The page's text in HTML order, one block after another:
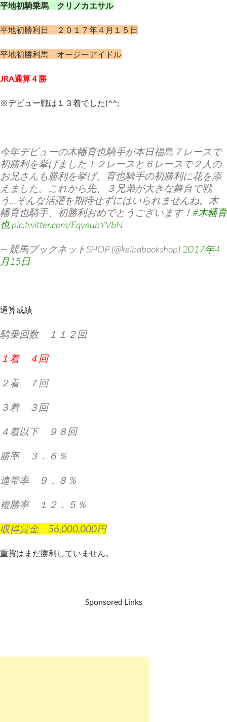
平地初騎乗馬 クリノカエサル
平地初勝利日 ２０１７年４月１５日
平地初勝利馬 オージーアイドル
JRA通算４勝
※デビュー戦は１３着でした(^^;
今年デビューの木幡育也騎手が本日福島７レースで
初勝利を挙げました！２レースと６レースで２人の
お兄さんも勝利を挙げ、育也騎手の初勝利に花を添
えました。これから先、３兄弟が大きな舞台で戦
う…そんな活躍を期待せずにはいられませんね。木
幡育也騎手、初勝利おめでとうございます！ #木幡育
也 pic.twitter.com/EqyeubYVbN
— 競馬ブックネットSHOP (@keibabookshop) 2017年4
月15日
通算成績
騎乗回数 １１２回
１着 ４回
２着 ７回
３着 ３回
４着以下 ９８回
勝率 ３．６％
連帯率 ９．８％
複勝率 １２．５％
収得賞金 56,000,000円
重賞はまだ勝利していません。
Sponsored Links